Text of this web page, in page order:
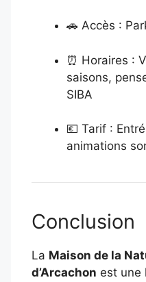
🚗 Accès :
⏰ Horaires :
saisons,
SIBA
💶 Tarif :
animations
Conclusion
La Maison de la
d’Arcachon est une